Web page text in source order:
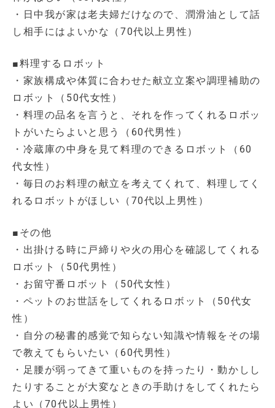
・日中我が家は老夫婦だけなので、潤滑油として話
し相手にはよいかな（70代以上男性）
■料理するロボット
・家族構成や体質に合わせた献立立案や調理補助の
ロボット（50代女性）
・料理の品名を言うと、それを作ってくれるロボッ
トがいたらよいと思う（60代男性）
・冷蔵庫の中身を見て料理のできるロボット（60
代女性）
・毎日のお料理の献立を考えてくれて、料理してく
れるロボットがほしい（70代以上男性）
■その他
・出掛ける時に戸締りや火の用心を確認してくれる
ロボット（50代男性）
・お留守番ロボット（50代女性）
・ペットのお世話をしてくれるロボット（50代女
性）
・自分の秘書的感覚で知らない知識や情報をその場
で教えてもらいたい（60代男性）
・足腰が弱ってきて重いものを持ったり・動かしし
たりすることが大変なときの手助けをしてくれたら
よい（70代以上男性）